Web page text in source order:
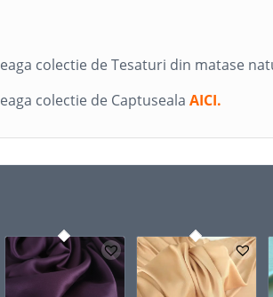
colectie de Tesaturi din matase
colectie de CaptusealaAICI.